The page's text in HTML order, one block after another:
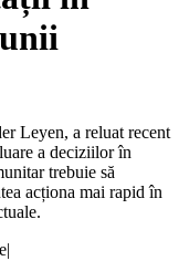
Leyen, a reluat recent
a deciziilor în
trebuie să
acționa mai rapid în
|